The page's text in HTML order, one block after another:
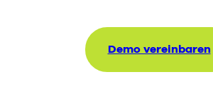
Demo vereinbaren